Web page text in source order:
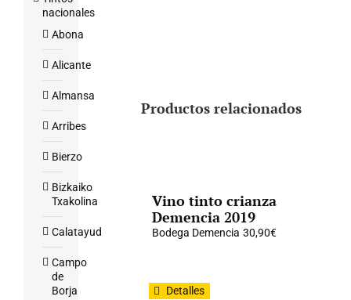
Productos relacionados
Vino tinto crianza
Demencia 2019
Bodega Demencia 30,90€
Detalles
nacionales
Abona
Alicante
Almansa
Arribes
Bierzo
Bizkaiko
Txakolina
Calatayud
Campo
de
Borja